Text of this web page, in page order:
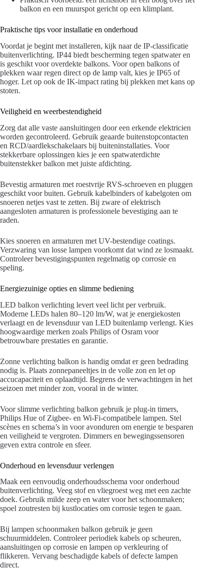
balkon en een muurspot gericht op een klimplant.
Praktische tips voor installatie en onderhoud
Voordat je begint met installeren, kijk naar de IP-classificatie
buitenverlichting. IP44 biedt bescherming tegen spatwater en
is geschikt voor overdekte balkons. Voor open balkons of
plekken waar regen direct op de lamp valt, kies je IP65 of
hoger. Let op ook de IK-impact rating bij plekken met kans op
stoten.
Veiligheid en weerbestendigheid
Zorg dat alle vaste aansluitingen door een erkende elektricien
worden gecontroleerd. Gebruik geaarde buitenstopcontacten
en RCD/aardlekschakelaars bij buiteninstallaties. Voor
stekkerbare oplossingen kies je een spatwaterdichte
buitenstekker balkon met juiste afdichting.
Bevestig armaturen met roestvrije RVS-schroeven en pluggen
geschikt voor buiten. Gebruik kabelbinders of kabelgoten om
snoeren netjes vast te zetten. Bij zware of elektrisch
aangesloten armaturen is professionele bevestiging aan te
raden.
Kies snoeren en armaturen met UV-bestendige coatings.
Verzwaring van losse lampen voorkomt dat wind ze losmaakt.
Controleer bevestigingspunten regelmatig op corrosie en
speling.
Energiezuinige opties en slimme bediening
LED balkon verlichting levert veel licht per verbruik.
Moderne LEDs halen 80–120 lm/W, wat je energiekosten
verlaagt en de levensduur van LED buitenlamp verlengt. Kies
hoogwaardige merken zoals Philips of Osram voor
betrouwbare prestaties en garantie.
Zonne verlichting balkon is handig omdat er geen bedrading
nodig is. Plaats zonnepaneeltjes in de volle zon en let op
accucapaciteit en oplaadtijd. Begrens de verwachtingen in het
seizoen met minder zon, vooral in de winter.
Voor slimme verlichting balkon gebruik je plug-in timers,
Philips Hue of Zigbee- en Wi‑Fi-compatibele lampen. Stel
scènes en schema’s in voor avonduren om energie te besparen
en veiligheid te vergroten. Dimmers en bewegingssensoren
geven extra controle en sfeer.
Onderhoud en levensduur verlengen
Maak een eenvoudig onderhoudsschema voor onderhoud
buitenverlichting. Veeg stof en vliegroest weg met een zachte
doek. Gebruik milde zeep en water voor het schoonmaken;
spoel zoutresten bij kustlocaties om corrosie tegen te gaan.
Bij lampen schoonmaken balkon gebruik je geen
schuurmiddelen. Controleer periodiek kabels op scheuren,
aansluitingen op corrosie en lampen op verkleuring of
flikkeren. Vervang beschadigde kabels of defecte lampen
direct.